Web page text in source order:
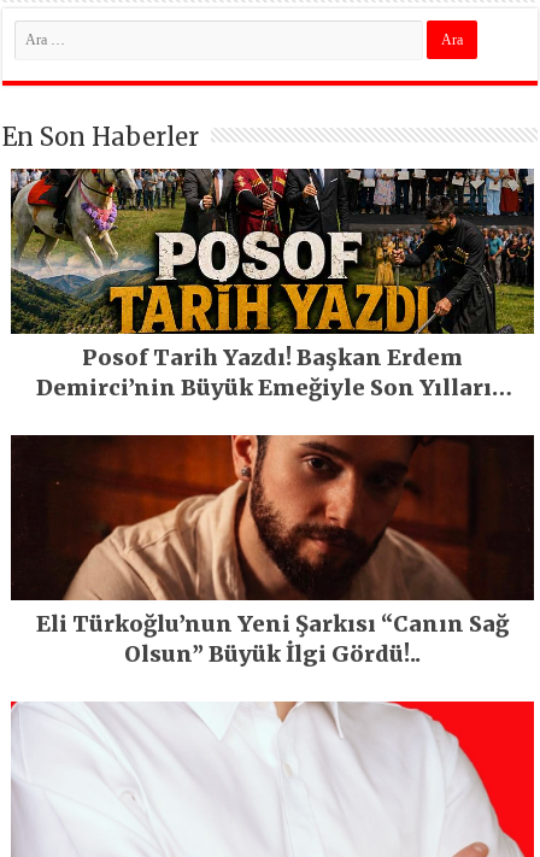
En Son Haberler
Posof Tarih Yazdı! Başkan Erdem
Demirci’nin Büyük Emeğiyle Son Yılların
Eli Türkoğlu’nun Yeni Şarkısı “Canın Sağ
Olsun” Büyük İlgi Gördü!..